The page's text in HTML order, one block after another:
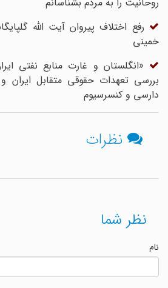
رفع اختلاف پیروان آیت الله
خمینی
«انگلستان و غارت منابع نفتی
بررسی تعهدات حقوقی متقابل ایران و
دارسی و کنسرسیوم
نظرات
نظر شما